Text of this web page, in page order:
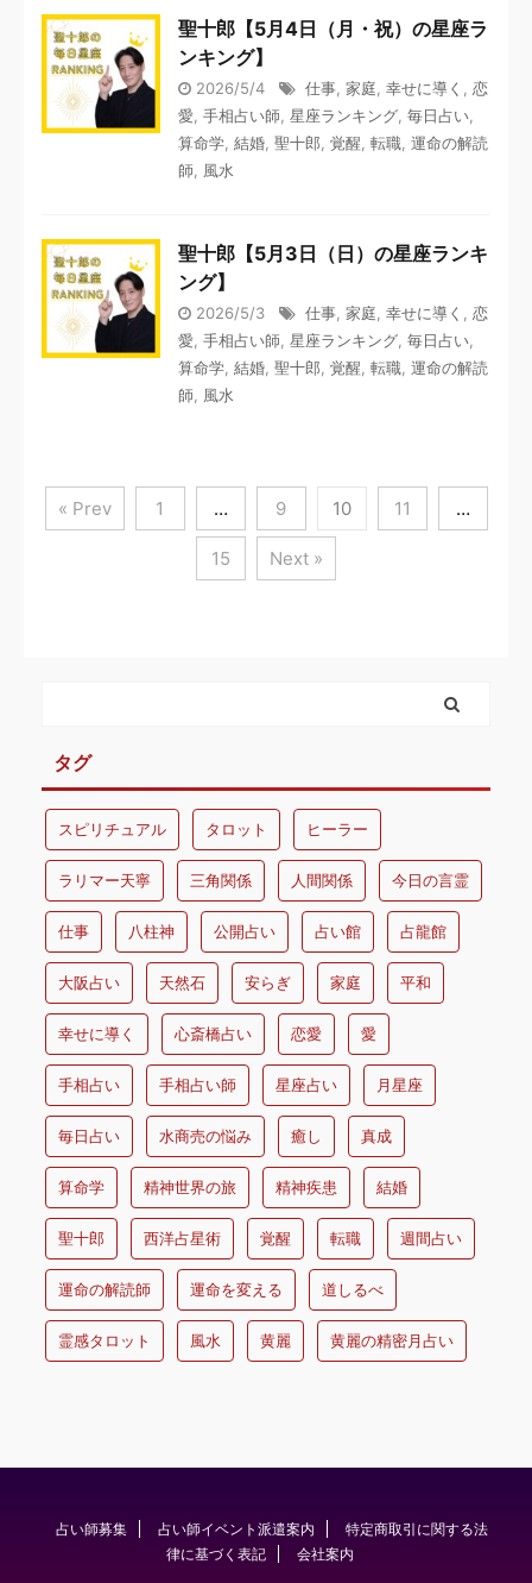
聖十郎【5月4日（月・祝）の星座ラ
ンキング】
2026/5/4 仕事, 家庭, 幸せに導く , 恋
愛, 手相占い師, 星座ランキング, 毎日占い,
算命学, 結婚, 聖十郎, 覚醒, 転職, 運命の解読
師, 風水
聖十郎【5月3日（日）の星座ランキ
ング】
2026/5/3 仕事, 家庭, 幸せに導く , 恋
愛, 手相占い師, 星座ランキング, 毎日占い,
算命学, 結婚, 聖十郎, 覚醒, 転職, 運命の解読
師, 風水
« Prev 1 … 9 10 11 …
15 Next »
タグ
スピリチュアル タロット ヒーラー
ラリマー天寧 三角関係 人間関係 今日の言霊
仕事 八柱神 公開占い 占い館 占龍館
大阪占い 天然石 安らぎ 家庭 平和
幸せに導く 心斎橋占い 恋愛 愛
手相占い 手相占い師 星座占い 月星座
毎日占い 水商売の悩み 癒し 真成
算命学 精神世界の旅 精神疾患 結婚
聖十郎 西洋占星術 覚醒 転職 週間占い
運命の解読師 運命を変える 道しるべ
霊感タロット 風水 黄麗 黄麗の精密月占い
占い師募集 占い師イベント派遣案内
特定商取引に関する法
律に基づく表記
会社案内